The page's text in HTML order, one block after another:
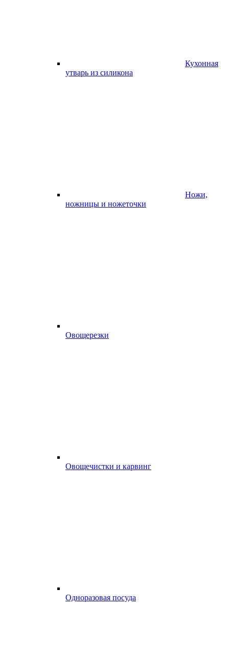
Кухонная
утварь из силикона
Ножи,
ножницы и ножеточки
Овощерезки
Овощечистки и карвинг
Одноразовая посуда